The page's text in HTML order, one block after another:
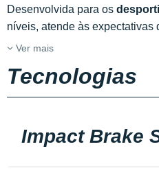
Desenvolvida para os
níveis, atende às expectativas
Ver mais
Tecnologias
Impact Brake